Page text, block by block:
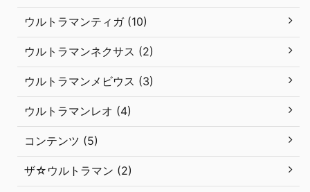
ウルトラマンティガ (10)
ウルトラマンネクサス (2)
ウルトラマンメビウス (3)
ウルトラマンレオ (4)
コンテンツ (5)
ザ☆ウルトラマン (2)